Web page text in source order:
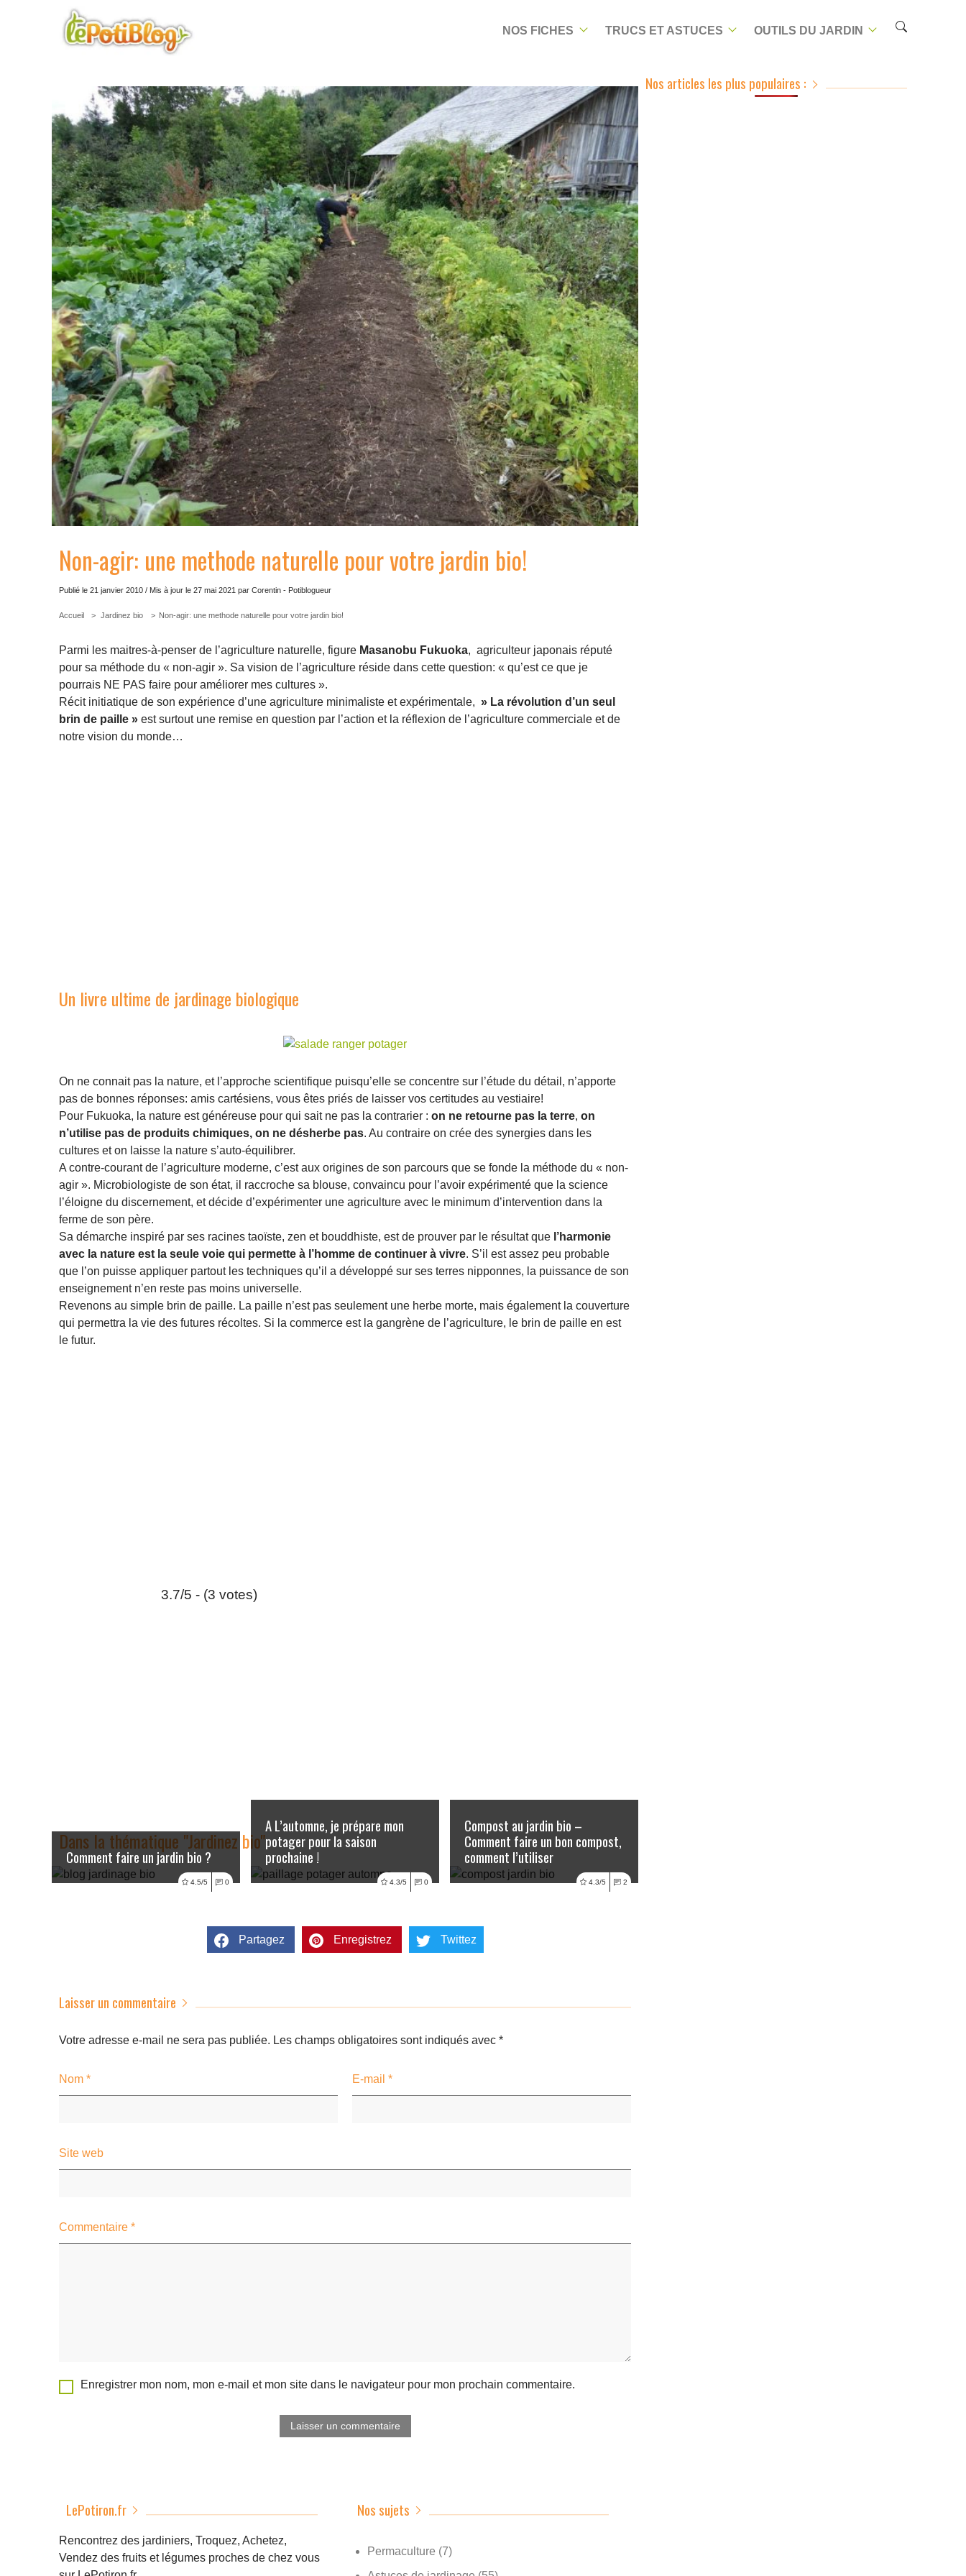
NOS FICHES TRUCS ET ASTUCES OUTILS DU JARDIN
Non-agir: une methode naturelle pour votre jardin bio!
Publié le 21 janvier 2010 / Mis à jour le 27 mai 2021 par Corentin - Potiblogueur
Accueil Jardinez bio Non-agir: une methode naturelle pour votre jardin bio!
Parmi les maitres-à-penser de l’agriculture naturelle, figure Masanobu Fukuoka, agriculteur japonais réputé
pour sa méthode du « non-agir ». Sa vision de l’agriculture réside dans cette question: « qu’est ce que je
pourrais NE PAS faire pour améliorer mes cultures ».
Récit initiatique de son expérience d’une agriculture minimaliste et expérimentale, » La révolution d’un seul
brin de paille » est surtout une remise en question par l’action et la réflexion de l’agriculture commerciale et de
notre vision du monde…
Un livre ultime de jardinage biologique
On ne connait pas la nature, et l’approche scientifique puisqu’elle se concentre sur l’étude du détail, n’apporte
pas de bonnes réponses: amis cartésiens, vous êtes priés de laisser vos certitudes au vestiaire!
Pour Fukuoka, la nature est généreuse pour qui sait ne pas la contrarier : on ne retourne pas la terre, on
n’utilise pas de produits chimiques, on ne désherbe pas. Au contraire on crée des synergies dans les
cultures et on laisse la nature s’auto-équilibrer.
A contre-courant de l’agriculture moderne, c’est aux origines de son parcours que se fonde la méthode du « non-
agir ». Microbiologiste de son état, il raccroche sa blouse, convaincu pour l’avoir expérimenté que la science
l’éloigne du discernement, et décide d’expérimenter une agriculture avec le minimum d’intervention dans la
ferme de son père.
Sa démarche inspiré par ses racines taoïste, zen et bouddhiste, est de prouver par le résultat que l’harmonie
avec la nature est la seule voie qui permette à l’homme de continuer à vivre. S’il est assez peu probable
que l’on puisse appliquer partout les techniques qu’il a développé sur ses terres nipponnes, la puissance de son
enseignement n’en reste pas moins universelle.
Revenons au simple brin de paille. La paille n’est pas seulement une herbe morte, mais également la couverture
qui permettra la vie des futures récoltes. Si la commerce est la gangrène de l’agriculture, le brin de paille en est
le futur.
3.7/5 - (3 votes)
Dans la thématique "Jardinez bio"
Comment faire un jardin bio ?
A L’automne, je prépare mon
potager pour la saison
prochaine !
Compost au jardin bio –
Comment faire un bon compost,
comment l’utiliser
Partagez Enregistrez Twittez
Commentaire*
Nom* E-mail*
Site web
Nos articles les plus populaires :
Rencontrez des jardiniers, Troquez, Achetez,
Permaculture (7)